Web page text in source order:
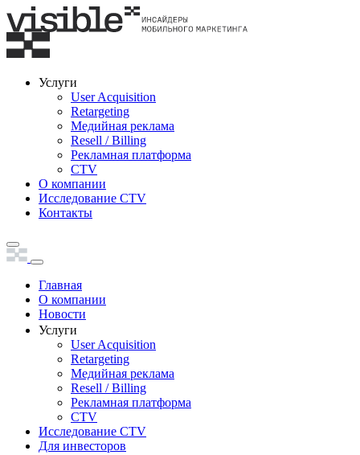
Услуги
User Acquisition
Retargeting
Медийная реклама
Resell / Billing
Рекламная платформа
CTV
О компании
Исследование CTV
Контакты
Главная
О компании
Новости
Услуги
User Acquisition
Retargeting
Медийная реклама
Resell / Billing
Рекламная платформа
CTV
Исследование CTV
Для инвесторов